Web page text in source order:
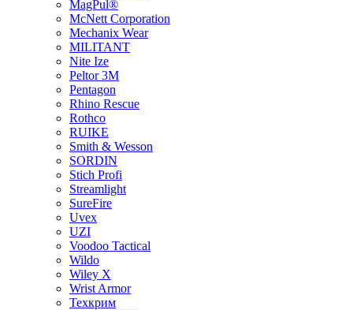
MagPul®
McNett Corporation
Mechanix Wear
MILITANT
Nite Ize
Peltor 3M
Pentagon
Rhino Rescue
Rothco
RUIKE
Smith & Wesson
SORDIN
Stich Profi
Streamlight
SureFire
Uvex
UZI
Voodoo Tactical
Wildo
Wiley X
Wrist Armor
Техкрим